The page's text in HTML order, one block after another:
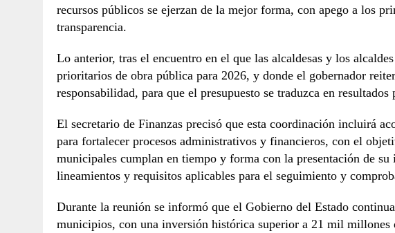
recursos públicos se ejerzan de la mejor forma, con apego a los
transparencia.
Lo anterior, tras el encuentro en el que las alcaldesas y los
prioritarios de obra pública para 2026, y donde el gobernador
responsabilidad, para que el presupuesto se traduzca en
El secretario de Finanzas precisó que esta coordinación incluirá
para fortalecer procesos administrativos y financieros, con el
municipales cumplan en tiempo y forma con la presentación de
lineamientos y requisitos aplicables para el seguimiento y
Durante la reunión se informó que el Gobierno del Estado
municipios, con una inversión histórica superior a 21 mil millones